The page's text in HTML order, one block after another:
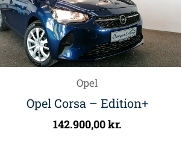
Opel
Opel Corsa – Edition+
142.900,00kr.